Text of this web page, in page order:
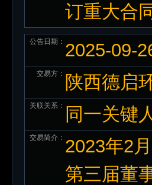
订重大合
公告日期： 2025-09-
交易方： 陕西德启
关联关系： 同一关键
交易简介： 2023年2
第三届董